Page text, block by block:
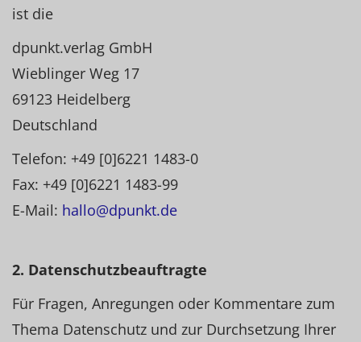
ist die
dpunkt.verlag GmbH
Wieblinger Weg 17
69123 Heidelberg
Deutschland
Telefon: +49 [0]6221 1483-0
Fax: +49 [0]6221 1483-99
E-Mail: hallo@dpunkt.de
2. Datenschutzbeauftragte
Für Fragen, Anregungen oder Kommentare zum
Thema Datenschutz und zur Durchsetzung Ihrer